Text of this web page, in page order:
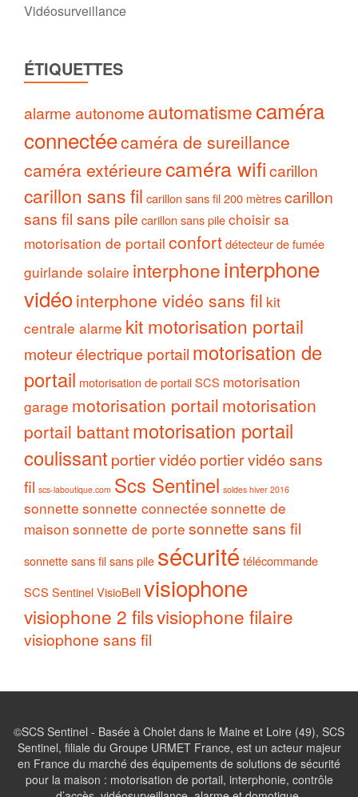
Vidéosurveillance
ÉTIQUETTES
alarme autonome automatismecaméra
connectéecaméra de sureillance
caméra extérieurecaméra wificarillon
carillon sans fil carillon sans fil 200 mètrescarillon
sans fil sans pile carillon sans pilechoisir sa
motorisation de portail confortdétecteur de fumée
guirlande solaire interphoneinterphone
vidéointerphone vidéo sans fil kit
centrale alarme kit motorisation portail
moteur électrique portail motorisation de
portail motorisation de portail SCS motorisation
garage motorisation portail motorisation
portail battantmotorisation portail
coulissant portier vidéo portier vidéo sans
fil scs-laboutique.com Scs Sentinel soldes hiver 2016
sonnette sonnette connectée sonnette de
maison sonnette de porte sonnette sans fil
sonnette sans fil sans pile sécurité télécommande
SCS SentinelVisioBellvisiophone
visiophone 2 filsvisiophone filaire
visiophone sans fil
©SCS Sentinel - Basée à Cholet dans le Maine et Loire (49), SCS
Sentinel, filiale du Groupe URMET France, est un acteur majeur
en France du marché des équipements de solutions de sécurité
pour la maison : motorisation de portail, interphonie, contrôle